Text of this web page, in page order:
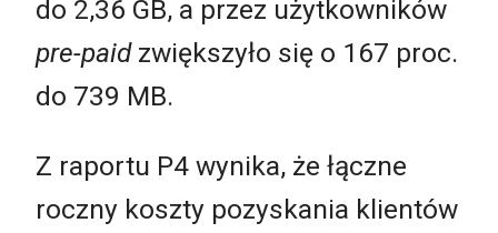
do 2,36 GB, a przez użytkowników
pre-paidzwiększyło się o 167 proc.
do 739 MB.
Z raportu P4 wynika, że łączne
roczny koszty pozyskania klientów